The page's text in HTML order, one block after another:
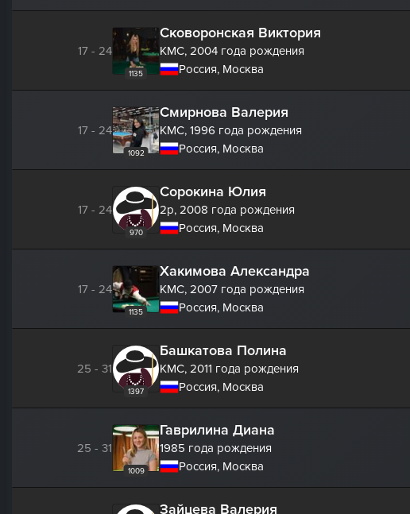
17 - 24
1135
Сковоронская Виктория
КМС, 2004 года рождения
Россия, Москва
17 - 24
1092
Смирнова Валерия
КМС, 1996 года рождения
Россия, Москва
17 - 24
970
Сорокина Юлия
2р, 2008 года рождения
Россия, Москва
17 - 24
1135
Хакимова Александра
КМС, 2007 года рождения
Россия, Москва
25 - 31
1397
Башкатова Полина
КМС, 2011 года рождения
Россия, Москва
25 - 31
1009
Гаврилина Диана
1985 года рождения
Россия, Москва
Зайцева Валерия